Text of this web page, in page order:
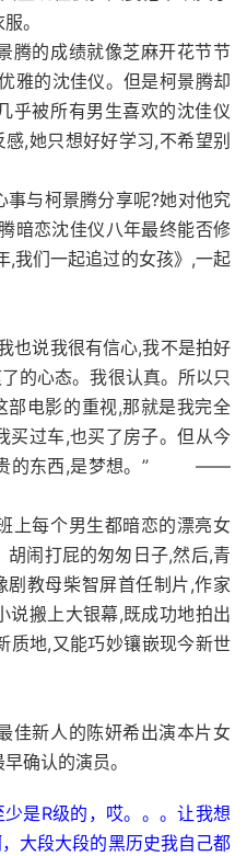
。
腾的成绩就像芝麻开花节节
雅的沈佳仪。但是柯景腾却
乎被所有男生喜欢的沈佳仪
,她只想好好学习,不希望别
与柯景腾分享呢?她对他究
暗恋沈佳仪八年最终能否修
,我们一起追过的女孩》,一起
也说我很有信心,我不是拍好
的心态。我很认真。所以只
电影的重视,那就是我完全
买过车,也买了房子。但从今
贵的东西,是梦想。” ——
上每个男生都暗恋的漂亮女
闹打屁的匆匆日子,然后,青
教母柴智屏首任制片,作家
说搬上大银幕,既成功地拍出
质地,又能巧妙镶嵌现今新世
佳新人的陈妍希出演本片女
确认的演员。
是R级的，哎。。。让我想
大段大段的黑历史我自己都